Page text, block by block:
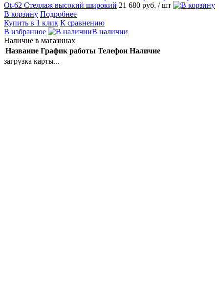
Ot-62 Стеллаж высокий широкий 21 680 руб. / шт
В корзину Подробнее
Купить в 1 клик К сравнению
В избранное
В наличии
Наличие в магазинах
Название График работы Телефон Наличие
загрузка карты...